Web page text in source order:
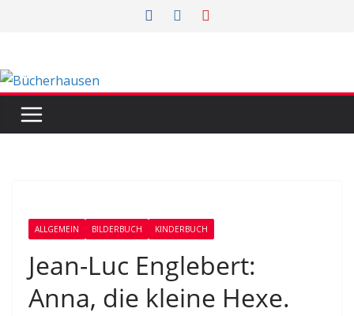
ALLGEMEIN BILDERBUCH KINDERBUCH
Jean-Luc Englebert:
Anna, die kleine Hexe.